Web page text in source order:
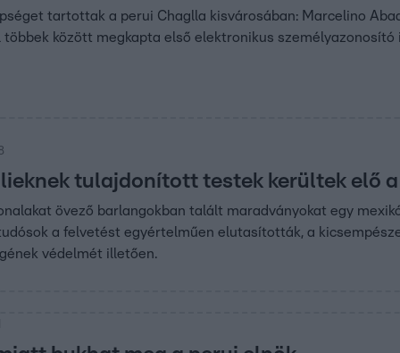
tartottak a perui Chaglla kisvárosában: Marcelino
többek között megkapta első elektronikus személyazonosító
tulajdonított testek kerültek elő
övező barlangokban talált maradványokat egy
a felvetést egyértelműen elutasították, a
védelmét illetően.